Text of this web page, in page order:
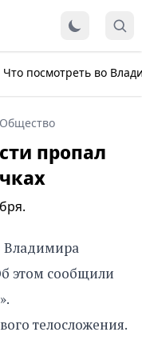
Что посмотреть во
Общество
пропал
Владимира
этом сообщили
телосложения.